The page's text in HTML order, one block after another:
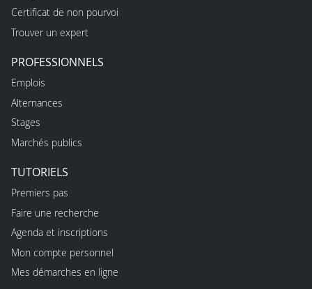
Certificat de non pourvoi
Trouver un expert
PROFESSIONNELS
Emplois
Alternances
Stages
Marchés publics
TUTORIELS
Premiers pas
Faire une recherche
Agenda et inscriptions
Mon compte personnel
Mes démarches en ligne